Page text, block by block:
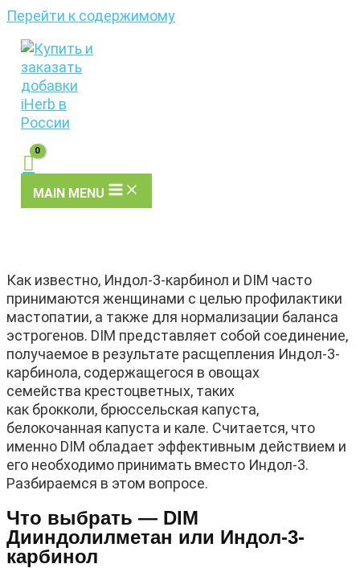
Перейти к содержимому
MAIN MENU
Как известно, Индол-3-карбинол и DIM часто
принимаются женщинами с целью профилактики
мастопатии, а также для нормализации баланса
эстрогенов. DIM представляет собой соединение,
получаемое в результате расщепления Индол-3-
карбинола, содержащегося в овощах
семейства крестоцветных, таких
как брокколи, брюссельская капуста,
белокочанная капуста и кале. Считается, что
именно DIM обладает эффективным действием и
его необходимо принимать вместо Индол-3.
Разбираемся в этом вопросе.
Что выбрать — DIM
Дииндолилметан или Индол-3-
карбинол